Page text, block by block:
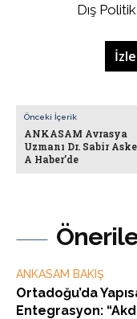
ANKASAM BAKIŞ
Ortadoğu’da
Entegrasyon:
Dış
Önceki İçerik
ANKASAM Avrasya
Uzmanı Dr. Sabir
A Haber’de